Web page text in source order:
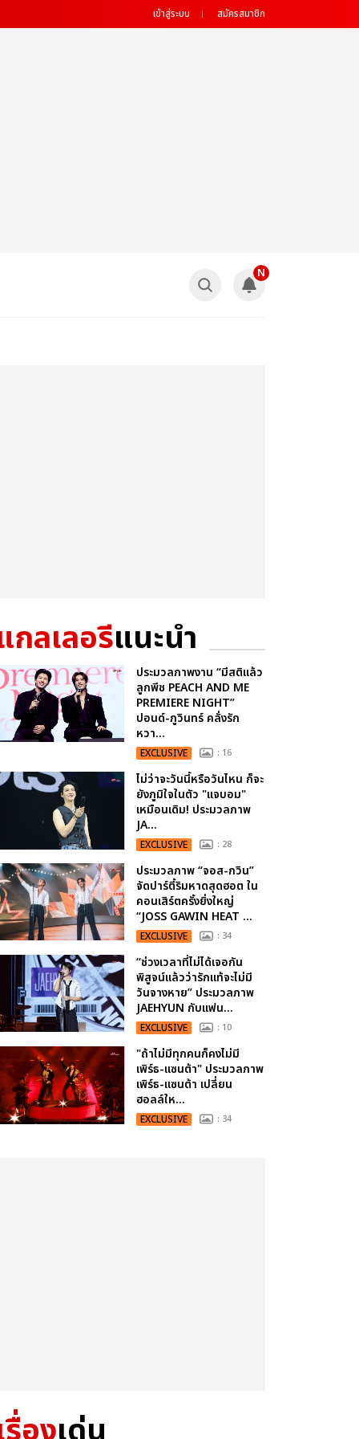
เข้าสู่ระบบ สมัครสมาชิก
N
กลเลอรีแนะนำ
ประมวลภาพงาน “มีสติแล้ว
ลูกพีช PEACH AND ME
PREMIERE NIGHT”
ปอนด์-ภูวินทร์ คลั่งรัก
หวา...
EXCLUSIVE : 16
ไม่ว่าจะวันนี้หรือวันไหน ก็จะ
ยังภูมิใจในตัว "แจบอม"
เหมือนเดิม! ประมวลภาพ
JA...
EXCLUSIVE : 28
ประมวลภาพ “จอส-กวิน”
จัดปาร์ตี้ริมหาดสุดฮอต ใน
คอนเสิร์ตครั้งยิ่งใหญ่
“JOSS GAWIN HEAT ...
EXCLUSIVE : 34
“ช่วงเวลาที่ไม่ได้เจอกัน
พิสูจน์แล้วว่ารักแท้จะไม่มี
วันจางหาย” ประมวลภาพ
JAEHYUN กับแฟน...
EXCLUSIVE : 10
"ถ้าไม่มีทุกคนก็คงไม่มี
เพิร์ธ-แซนต้า" ประมวลภาพ
เพิร์ธ-แซนต้า เปลี่ยน
ฮอลล์ให...
EXCLUSIVE : 34